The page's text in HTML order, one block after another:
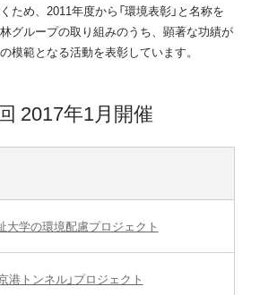
ため、2011年度から「環境表彰」と名称を
グループの取り組みのうち、顕著な功績が
模範となる活動を表彰しています。
2017年1月開催
大学の環境配慮プロジェクト
港トンネル」プロジェクト